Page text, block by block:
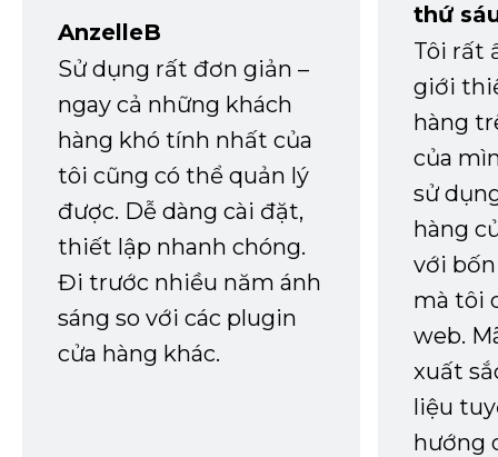
AnzelleB
Sử dụng rất đơn giản –
ngay cả những khách
hàng khó tính nhất của
tôi cũng có thể quản lý
được. Dễ dàng cài đặt,
thiết lập nhanh chóng.
Đi trước nhiều năm ánh
sáng so với các plugin
cửa hàng khác.
thứ
Tôi rất
giới
hàng
của
sử
hàng
với
mà tôi
web.
xuất
liệu
hướng